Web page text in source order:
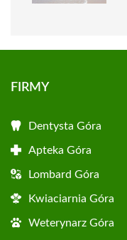
FIRMY
Dentysta Góra
Apteka Góra
Lombard Góra
Kwiaciarnia Góra
Weterynarz Góra